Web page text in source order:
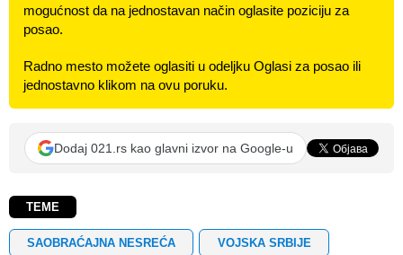
mogućnost da na jednostavan način oglasite poziciju za
posao.
Radno mesto možete oglasiti u odeljku Oglasi za posao ili
jednostavno klikom na ovu poruku.
Dodaj 021.rs kao glavni izvor na Google-u
TEME
SAOBRAĆAJNA NESREĆA VOJSKA SRBIJE